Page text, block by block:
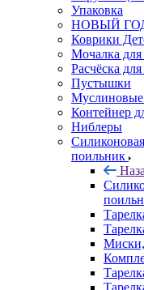
Упаковка
НОВЫЙ
Коврики
Мочалка
Расчёска
Пустышки
Контейнер
Ниблеры
поильник